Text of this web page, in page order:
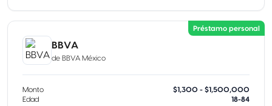
Préstamo personal
BBVA
de BBVA México
Monto
$1,300 - $1,500,000
Edad
18-84